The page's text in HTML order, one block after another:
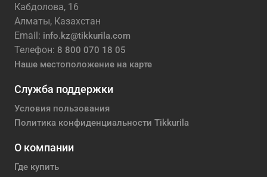
Кабдолова, 16
Алматы, Казахстан
Email: info.kz@tikkurila.com
Телефон: 8 800 070 18 05
Наше местоположение на карте
Служба поддержки
Условия пользования
Политика конфиденциальности Tikkurila
О компании
Где купить